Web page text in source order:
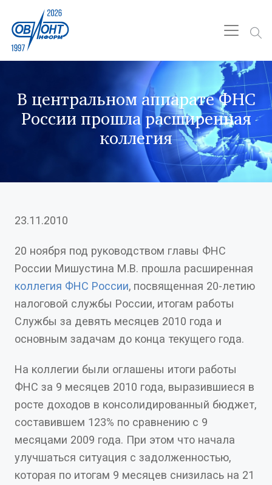
В центральном аппарате ФНС
России прошла расширенная
коллегия
23.11.2010
20 ноября под руководством главы ФНС
России Мишустина М.В. прошла расширенная
коллегия ФНС России, посвященная 20-летию
налоговой службы России, итогам работы
Службы за девять месяцев 2010 года и
основным задачам до конца текущего года.
На коллегии были оглашены итоги работы
ФНС за 9 месяцев 2010 года, выразившиеся в
росте доходов в консолидированный бюджет,
составившем 123% по сравнению с 9
месяцами 2009 года. При этом что начала
улучшаться ситуация с задолженностью,
которая по итогам 9 месяцев снизилась на 21